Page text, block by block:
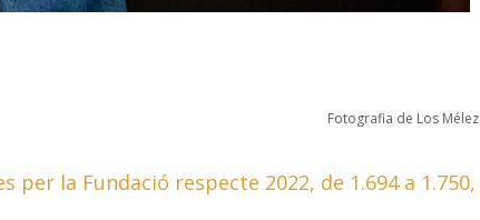
Fotografia de Los Mélez
per la Fundació respecte 2022, de 1.694 a 1.750,